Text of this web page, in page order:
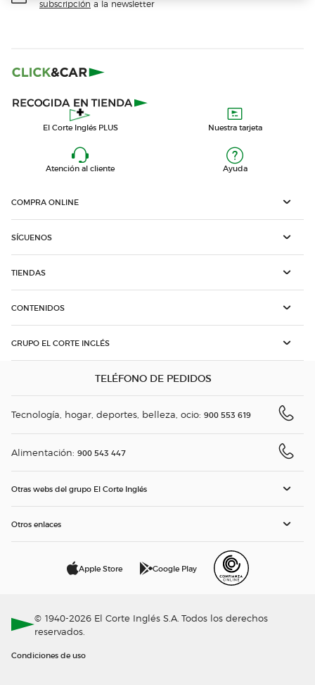
subscripción a la newsletter
El Corte Inglés PLUS Nuestra tarjeta
Atención al cliente Ayuda
COMPRA ONLINE
SÍGUENOS
TIENDAS
CONTENIDOS
GRUPO EL CORTE INGLÉS
TELÉFONO DE PEDIDOS
Tecnología, hogar, deportes, belleza, ocio: 900 553 619
Alimentación: 900 543 447
Otras webs del grupo El Corte Inglés
Otros enlaces
Apple Store Google Play
© 1940-2026 El Corte Inglés S.A. Todos los derechos
reservados.
Condiciones de uso